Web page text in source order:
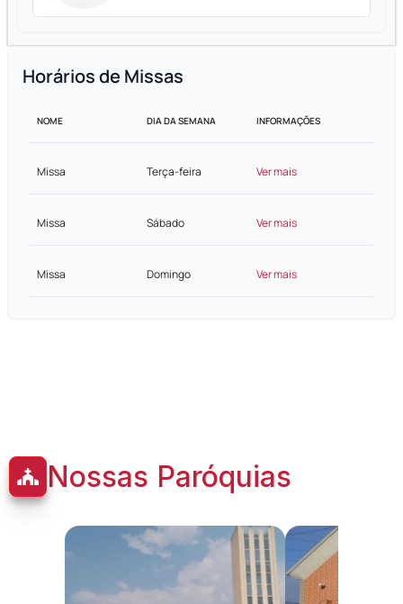
Horários de Missas
NOME DIA DA SEMANA INFORMAÇÕES
Missa Terça-feira Ver mais
Missa Sábado Ver mais
Missa Domingo Ver mais
Nossas Paróquias